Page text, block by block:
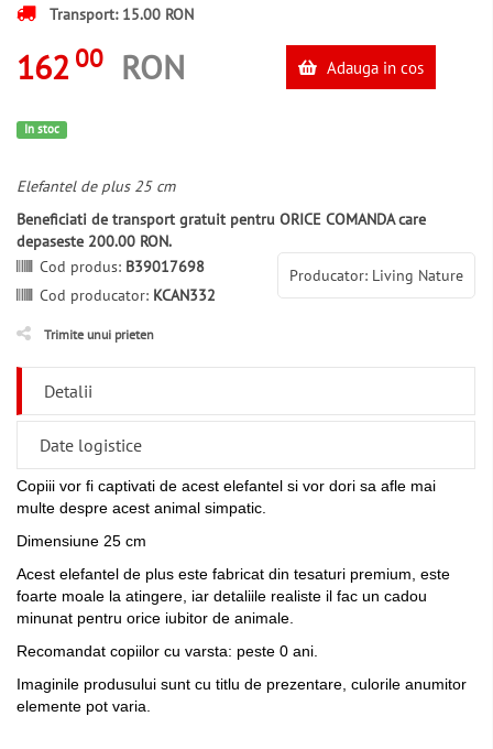
Transport: 15.00 RON
162 00 RON Adauga in cos
In stoc
Elefantel de plus 25 cm
Beneficiati de transport gratuit pentru ORICE COMANDA care
depaseste 200.00 RON.
Producator: Living Nature
Cod produs: B39017698
Cod producator: KCAN332
Trimite unui prieten
Detalii
Date logistice
Copiii vor fi captivati de acest elefantel si vor dori sa afle mai
multe despre acest animal simpatic.
Dimensiune 25 cm
Acest elefantel de plus este fabricat din tesaturi premium, este
foarte moale la atingere, iar detaliile realiste il fac un cadou
minunat pentru orice iubitor de animale.
Recomandat copiilor cu varsta: peste 0 ani.
Imaginile produsului sunt cu titlu de prezentare, culorile anumitor
elemente pot varia.